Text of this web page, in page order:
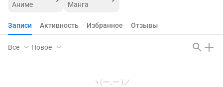
Аниме
Манга
Записи Активность Избранное Отзывы
Все Новое
ヽ(ー_ー )ノ